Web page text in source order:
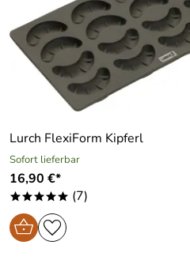
Lurch FlexiForm Kipferl
Sofort lieferbar
16,90 €*
***** (7)